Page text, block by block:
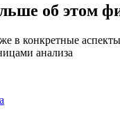
об этом
в конкретные
анализа